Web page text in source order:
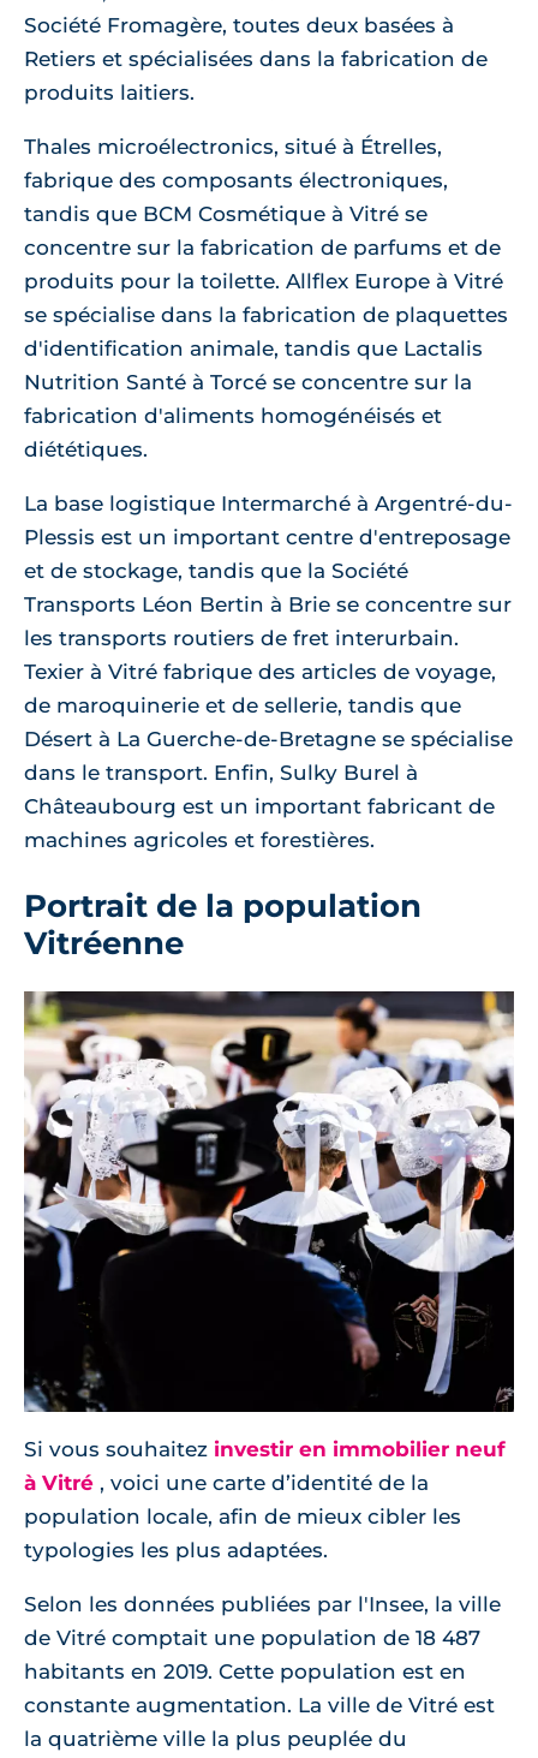
Société Fromagère, toutes deux basées à
Retiers et spécialisées dans la fabrication de
produits laitiers.
Thales microélectronics, situé à Étrelles,
fabrique des composants électroniques,
tandis que BCM Cosmétique à Vitré se
concentre sur la fabrication de parfums et de
produits pour la toilette. Allflex Europe à Vitré
se spécialise dans la fabrication de plaquettes
d'identification animale, tandis que Lactalis
Nutrition Santé à Torcé se concentre sur la
fabrication d'aliments homogénéisés et
diététiques.
La base logistique Intermarché à Argentré-du-
Plessis est un important centre d'entreposage
et de stockage, tandis que la Société
Transports Léon Bertin à Brie se concentre sur
les transports routiers de fret interurbain.
Texier à Vitré fabrique des articles de voyage,
de maroquinerie et de sellerie, tandis que
Désert à La Guerche-de-Bretagne se spécialise
dans le transport. Enfin, Sulky Burel à
Châteaubourg est un important fabricant de
machines agricoles et forestières.
Portrait de la population
Vitréenne
Si vous souhaitez investir en immobilier neuf
à Vitré , voici une carte d’identité de la
population locale, afin de mieux cibler les
typologies les plus adaptées.
Selon les données publiées par l'Insee, la ville
de Vitré comptait une population de 18 487
habitants en 2019. Cette population est en
constante augmentation. La ville de Vitré est
la quatrième ville la plus peuplée du